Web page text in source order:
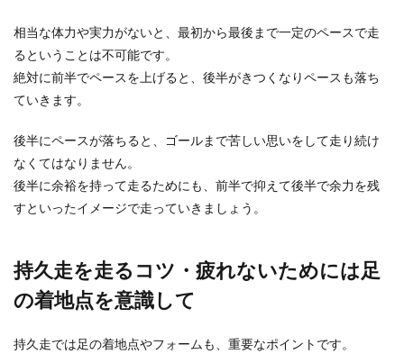
が軽...
プロ野球選手になりたい！入団テスト
の条件や受験方法について
ラフト』のイメージですが、入団テストにより入
相当な体力や実力がないと、最初から最後まで一定のペースで走
るということは不可能です。
絶対に前半でペースを上げると、後半がきつくなりペースも落ち
ていきます。
後半にペースが落ちると、ゴールまで苦しい思いをして走り続け
なくてはなりません。
後半に余裕を持って走るためにも、前半で抑えて後半で余力を残
すといったイメージで走っていきましょう。
持久走を走るコツ・疲れないためには足
の着地点を意識して
持久走では足の着地点やフォームも、重要なポイントです。